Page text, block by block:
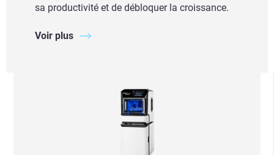
sa productivité et de débloquer la croissance.
Voir plus